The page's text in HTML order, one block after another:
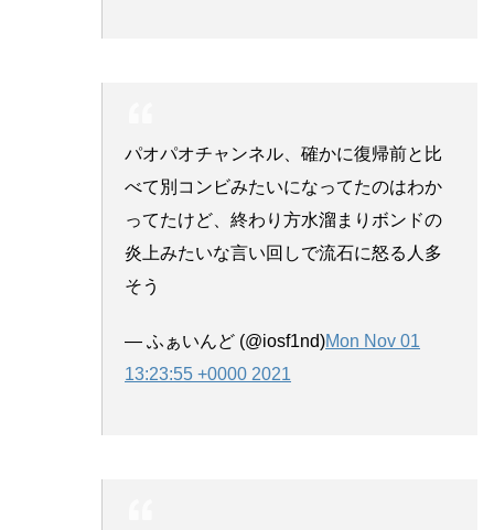
パオパオチャンネル、確かに復帰前と比
べて別コンビみたいになってたのはわか
ってたけど、終わり方水溜まりボンドの
炎上みたいな言い回しで流石に怒る人多
そう
— ふぁいんど (@iosf1nd)Mon Nov 01
13:23:55 +0000 2021